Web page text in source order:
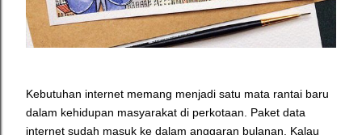
Kebutuhan internet memang menjadi satu mata rantai baru
dalam kehidupan masyarakat di perkotaan. Paket data
internet sudah masuk ke dalam anggaran bulanan. Kalau